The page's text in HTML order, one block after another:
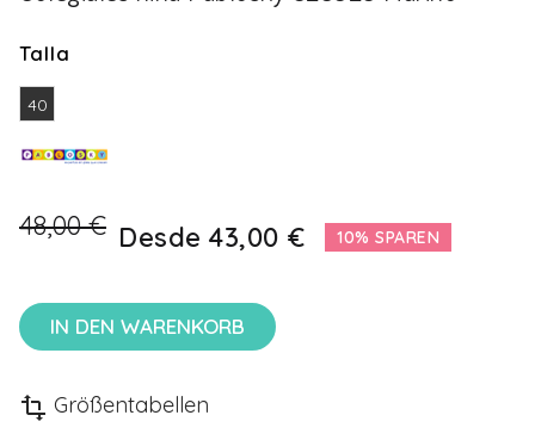
Talla
40
48,00 € Desde 43,00 € 10% SPAREN
IN DEN WARENKORB
transform Größentabellen